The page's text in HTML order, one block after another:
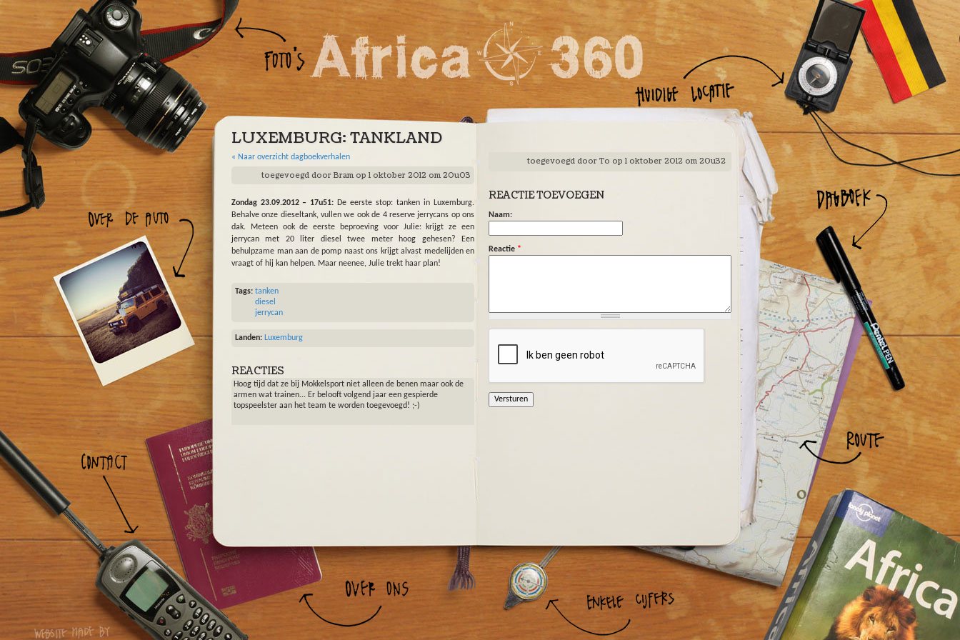
Overslaan en naar de algemene inhoud gaan
LUXEMBURG: TANKLAND
« Naar overzicht dagboekverhalen
toegevoegd door Bram op 1 oktober 2012 om 20u03
Zondag 23.09.2012 – 17u51: De eerste stop: tanken in Luxemburg.
Behalve onze dieseltank, vullen we ook de 4 reserve jerrycans op ons
dak. Meteen ook de eerste beproeving voor Julie: krijgt ze een
jerrycan met 20 liter diesel twee meter hoog gehesen? Een
behulpzame man aan de pomp naast ons krijgt alvast medelijden en
vraagt of hij kan helpen. Maar neenee, Julie trekt haar plan!
Tags: tanken
diesel
jerrycan
Landen: Luxemburg
REACTIES
Hoog tijd dat ze bij Mokkelsport niet alleen de benen maar ook de
armen wat trainen... Er belooft volgend jaar een gespierde
topspeelster aan het team te worden toegevoegd! ;-)
toegevoegd door To op 1 oktober 2012 om 20u32
REACTIE TOEVOEGEN
Naam:
Reactie *